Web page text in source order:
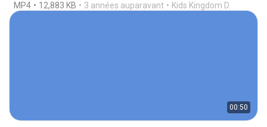
MP4 12,883 KB 3 années auparavant Kids Kingdom D.
00:50